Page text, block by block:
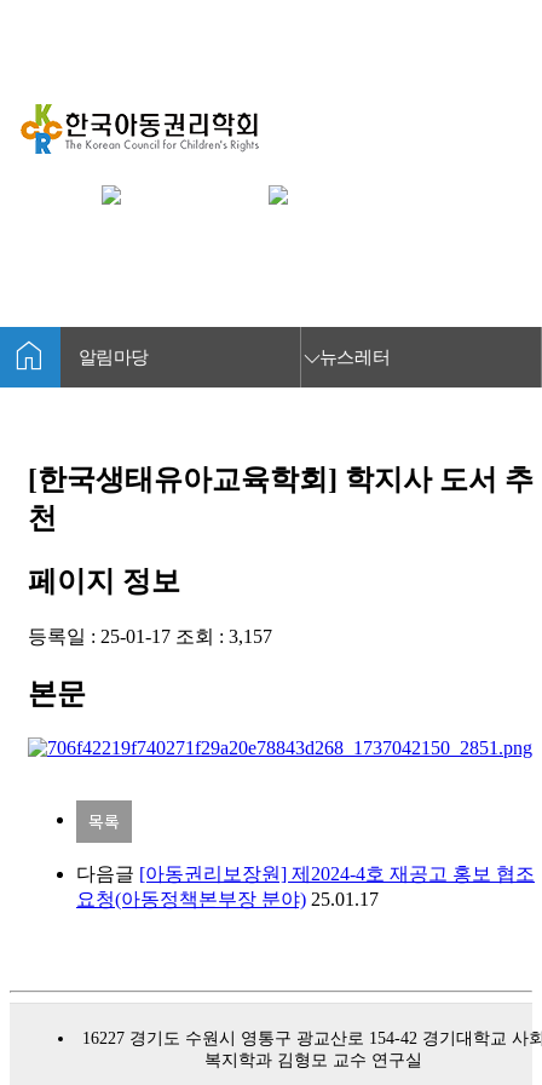
home 알림마당 keyboard_arrow_down뉴스레터
[한국생태유아교육학회] 학지사 도서 추
천
페이지 정보
등록일 : 25-01-17 조회 : 3,157
본문
목록
다음글 [아동권리보장원] 제2024-4호 재공고 홍보 협조
요청(아동정책본부장 분야) 25.01.17
16227 경기도 수원시 영통구 광교산로 154-42 경기대학교 사
복지학과 김형모 교수 연구실